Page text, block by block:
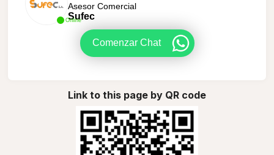
Online
Asesor Comercial
Sufec
Comenzar Chat
Link to this page by QR code